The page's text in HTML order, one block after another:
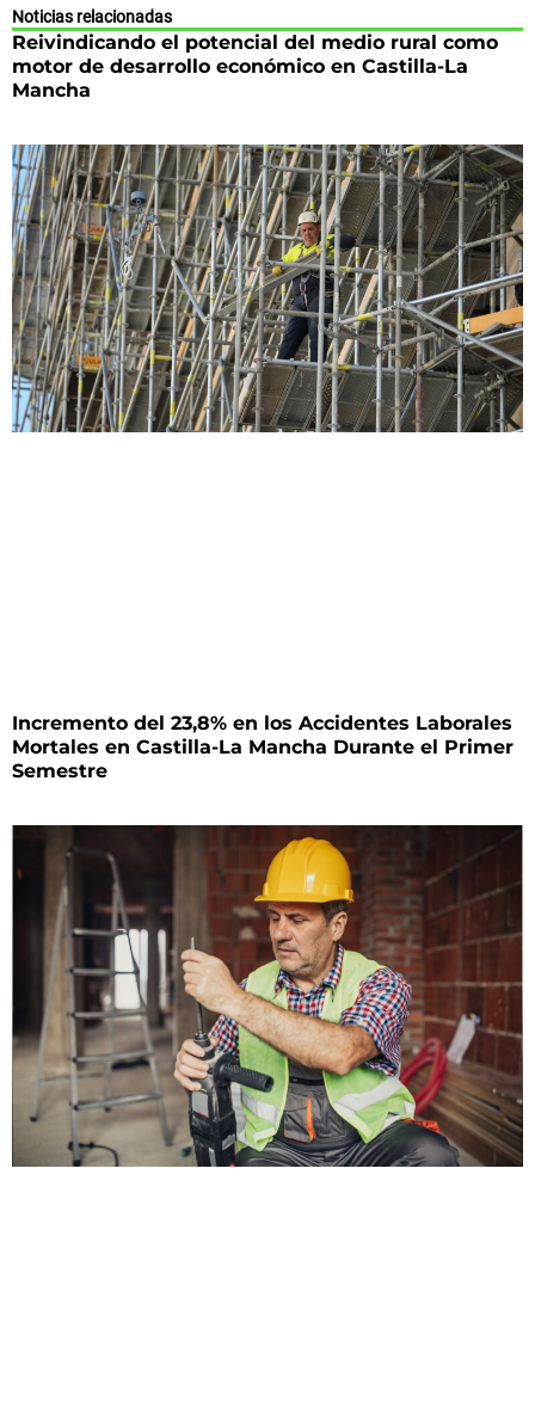
Noticias relacionadas
Reivindicando el potencial del medio rural como
motor de desarrollo económico en Castilla-La
Mancha
Incremento del 23,8% en los Accidentes Laborales
Mortales en Castilla-La Mancha Durante el Primer
Semestre